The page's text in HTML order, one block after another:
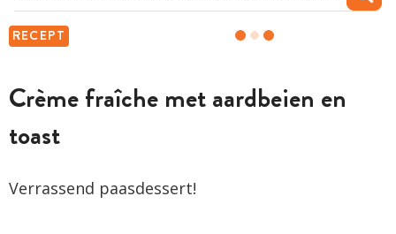
RECEPT
Crème fraîche met aardbeien en
toast
Verrassend paasdessert!
MIJN BEWAARDE RECEPTEN